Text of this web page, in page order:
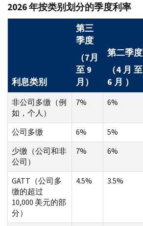
2026 年按类别划分的季度利率
利息类别
第三
季度
（7月
至 9
月）
第二季度
（4 月 至
6 月 ）
非公司多缴（例
如，个人）
7% 6%
公司多缴 6% 5%
少缴（公司和非
公司）
7% 6%
GATT（公司多
缴的超过
10,000 美元的部
分）
4.5% 3.5%